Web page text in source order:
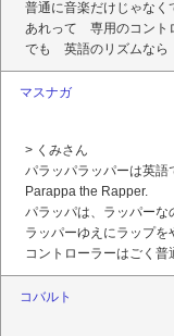
普通に音楽だけじゃな
あれって 専用のコント
でも 英語のリズムな
マスナガ
> くみさん
パラッパラッパーは英語
Parappa the Rapper.
パラッパは、ラッパーな
ラッパーゆえにラップを
コントローラーはごく普
コバルト